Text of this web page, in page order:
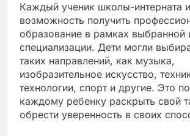
Каждый ученик школы-интерната
возможность получить
образование в рамках выбранной
специализации. Дети могли
таких направлений, как музыка,
изобразительное искусство,
технологии, спорт и другие. Это
каждому ребенку раскрыть свой
обрести уверенность в своих